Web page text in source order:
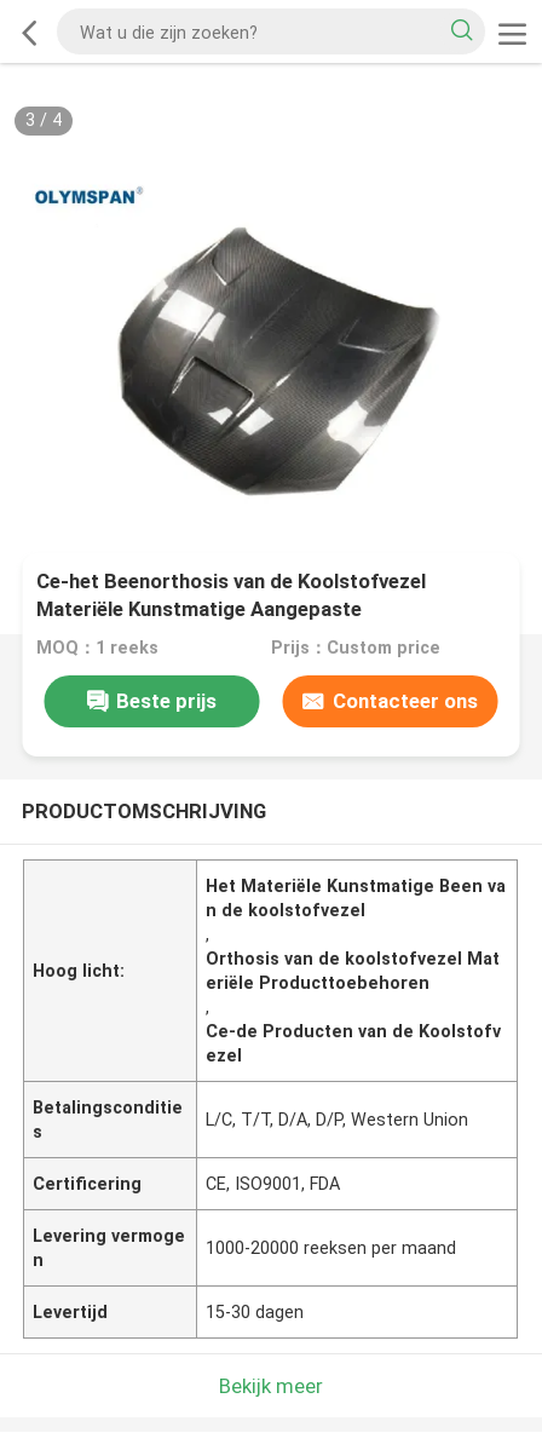
3 / 4
Ce-het Beenorthosis van de Koolstofvezel
Materiële Kunstmatige Aangepaste
Producttoebehoren
MOQ：1 reeks Prijs：Custom price
Beste prijs Contacteer ons
PRODUCTOMSCHRIJVING
Hoog licht:
Het Materiële Kunstmatige Been va
n de koolstofvezel
,
Orthosis van de koolstofvezel Mat
eriële Producttoebehoren
,
Ce-de Producten van de Koolstofv
ezel
Betalingsconditie
s
L/C, T/T, D/A, D/P, Western Union
Certificering CE, ISO9001, FDA
Levering vermoge
n
1000-20000 reeksen per maand
Levertijd 15-30 dagen
Bekijk meer